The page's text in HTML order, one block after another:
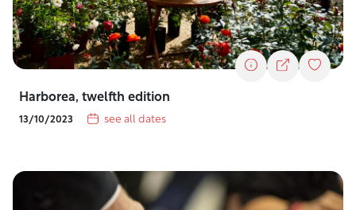
Harborea, twelfth edition
13/10/2023 see all dates